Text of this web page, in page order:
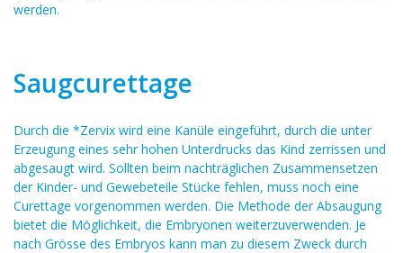
werden.
Saugcurettage
Durch die *Zervix wird eine Kanüle eingeführt, durch die unter
Erzeugung eines sehr hohen Unterdrucks das Kind zerrissen und
abgesaugt wird. Sollten beim nachträglichen Zusammensetzen
der Kinder- und Gewebeteile Stücke fehlen, muss noch eine
Curettage vorgenommen werden. Die Methode der Absaugung
bietet die Möglichkeit, die Embryonen weiterzuverwenden. Je
nach Grösse des Embryos kann man zu diesem Zweck durch